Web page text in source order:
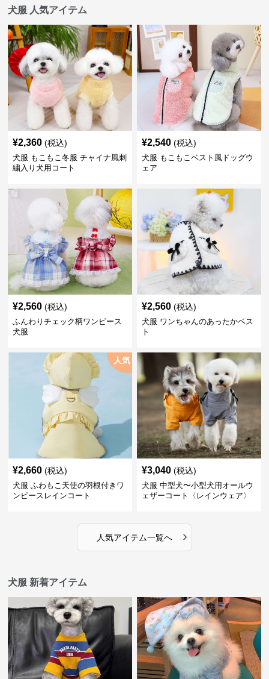
犬服 人気アイテム
¥2,360 (税込)
犬服 もこもこ冬服 チャイナ風刺
繍入り犬用コート
¥2,540 (税込)
犬服 もこもこベスト風ドッグウ
ェア
¥2,560 (税込)
ふんわりチェック柄ワンピース
犬服
¥2,560 (税込)
犬服 ワンちゃんのあったかベス
ト
人気
¥2,660 (税込)
犬服 ふわもこ天使の羽根付きワ
ンピースレインコート
¥3,040 (税込)
犬服 中型犬〜小型犬用オールウ
ェザーコート〈レインウェア〉
人気アイテム一覧へ ›
犬服 新着アイテム